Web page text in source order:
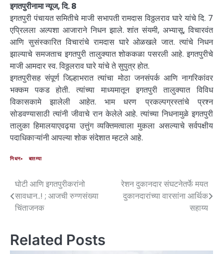
इगतपुरीनामा न्यूज, दि. 8
इगतपुरी पंचायत समितीचे माजी सभापती रामदास विठ्ठलराव घारे यांचे दि. 7
एप्रिलला अल्पशा आजाराने निधन झाले. शांत संयमी, अभ्यासू, विचारवंत
आणि सुसंस्कारित विचारांचे रामदास घारे ओळखले जात. त्यांचे निधन
झाल्याचे समजताच इगतपुरी तालुक्यात शोककळा पसरली आहे. इगतपुरीचे
माजी आमदार स्व. विठ्ठलराव घारे यांचे ते सुपुत्र होत.
इगतपुरीसह संपूर्ण जिल्हाभरात त्यांचा मोठा जनसंपर्क आणि नागरिकांवर
भक्कम पकड होती. त्यांच्या माध्यमातून इगतपुरी तालुक्यात विविध
विकासकामे झालेली आहेत. भाम धरण प्रकल्पग्रस्तांचे प्रश्न
सोडवण्यासाठी त्यांनी जीवाचे रान केलेले आहे. त्यांच्या निधनामुळे इगतपुरी
तालुका हिमालयाएवढ्या उत्तुंग व्यक्तिमत्वाला मुकला असल्याचे सर्वपक्षीय
पदाधिकाऱ्यांनी आपल्या शोक संदेशात म्हटले आहे.
निधन बातम्या
घोटी आणि इगतपुरीकरांनो
सावधान..! ; आजची रुग्णसंख्या
चिंताजनक
रेशन दुकानदार संघटनेतर्फे मयत
दुकानदारांच्या वारसांना आर्थिक
सहाय्य
Related Posts